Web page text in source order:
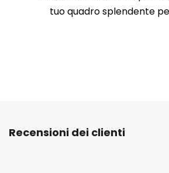
tuo quadro splendente
Recensioni dei clienti